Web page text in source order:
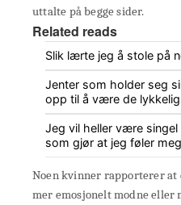
uttalte på begge sider.
Related reads
Slik lærte jeg å stole på
Jenter som holder seg
opp til å være de
Jeg vil heller være
som gjør at jeg føler
Noen kvinner rapporterer at
mer emosjonelt modne